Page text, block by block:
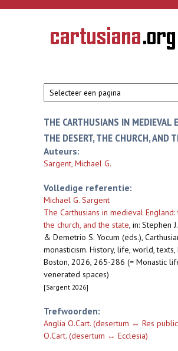
Overslaan en naar de inhoud gaan
Geschiedenis
van de
THE CARTHUSIANS IN MEDIEVAL
THE DESERT, THE CHURCH, AND
Auteurs:
Sargent, Michael G.
Volledige referentie:
Michael G. Sargent
The Carthusians in medieval
the church, and the state, in: Stephen
& Demetrio S. Yocum (eds.),
monasticism. History, life, world,
Boston, 2026, 265-286 (= Monastic
venerated spaces)
[Sargent 2026]
Trefwoorden:
Anglia O.Cart. (desertum ↔ Res
O.Cart. (desertum ↔ Ecclesia)